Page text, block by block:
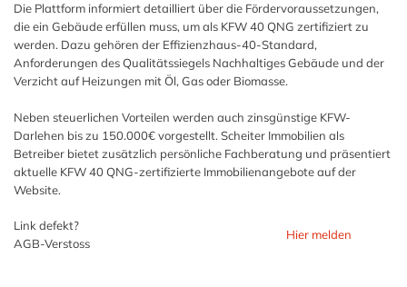
Die Plattform informiert detailliert über die Fördervoraussetzungen,
die ein Gebäude erfüllen muss, um als KFW 40 QNG zertifiziert zu
werden. Dazu gehören der Effizienzhaus-40-Standard,
Anforderungen des Qualitätssiegels Nachhaltiges Gebäude und der
Verzicht auf Heizungen mit Öl, Gas oder Biomasse.
Neben steuerlichen Vorteilen werden auch zinsgünstige KFW-
Darlehen bis zu 150.000€ vorgestellt. Scheiter Immobilien als
Betreiber bietet zusätzlich persönliche Fachberatung und präsentiert
aktuelle KFW 40 QNG-zertifizierte Immobilienangebote auf der
Website.
Link defekt?
AGB-Verstoss
Hier melden